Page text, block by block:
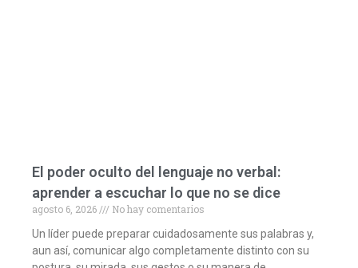
El poder oculto del lenguaje no verbal:
aprender a escuchar lo que no se dice
agosto 6, 2026
No hay comentarios
Un líder puede preparar cuidadosamente sus palabras y,
aun así, comunicar algo completamente distinto con su